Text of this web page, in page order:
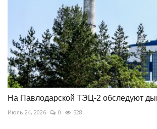
На Павлодарской ТЭЦ-2 обследуют
Июль 24, 2026 0 528